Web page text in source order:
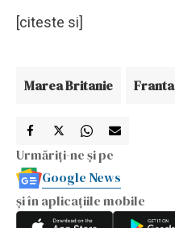
[citeste si]
Marea Britanie Franta
Urmăriți-ne și pe
Google News
și în aplicațiile mobile